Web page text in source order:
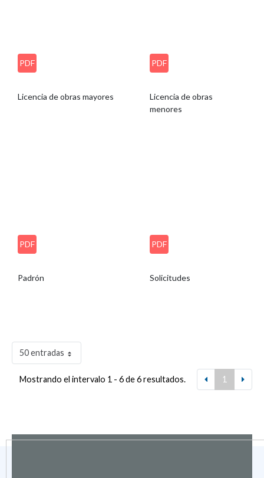
PDF
Licencia de obras mayores
PDF
Licencia de obras
menores
PDF
Padrón
PDF
Solicitudes
50 entradas
Mostrando el intervalo 1 - 6 de 6 resultados. 1